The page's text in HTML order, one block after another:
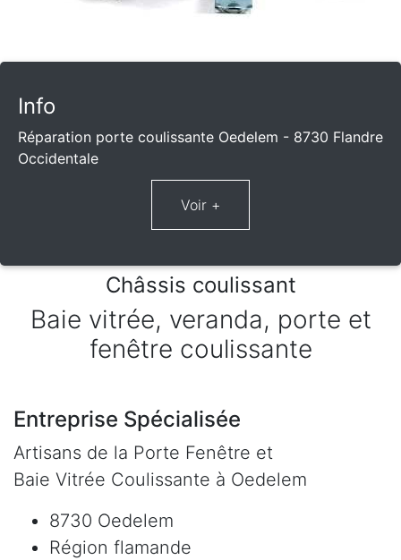
Info
Réparation porte coulissante Oedelem - 8730 Flandre
Occidentale
Châssis coulissant
Baie vitrée, veranda, porte et
fenêtre coulissante
Entreprise Spécialisée
Artisans de la Porte Fenêtre et
Baie Vitrée Coulissante à Oedelem
8730 Oedelem
Région flamande